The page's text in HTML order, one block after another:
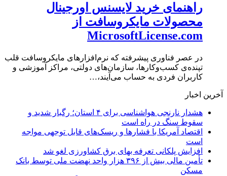
راهنمای خرید لایسنس اورجینال
محصولات مایکروسافت از
MicrosoftLicense.com
در عصر فناوری پیشرفته که نرم‌افزارهای مایکروسافت قلب
تپنده‌ی کسب‌وکارها، سازمان‌های دولتی، مراکز آموزشی و
کاربران فردی به حساب می‌آیند،…
آخرین اخبار
هشدار نارنجی هواشناسی برای ۴ استان؛ رگبار شدید و
سقوط سنگ در راه است
اقتصاد آمریکا با فشارها و ریسک‌های قابل توجهی مواجه
است
افزایش پلکانی تعرفه بهای برق کشاورزی لغو شد
تأمین مالی بیش از ۳۹۶ هزار واحد نهضت ملی توسط بانک
مسکن